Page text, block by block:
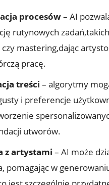
procesów– AI
rutynowych
mastering,dając
pracę.
treści – algorytmy
i preferencje
utworów.
z artystami – AI może
pomagając w